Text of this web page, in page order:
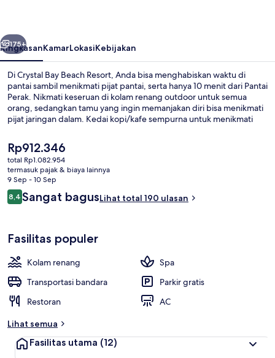
Berikutnya
175+
RingkasanKamarLokasiKebijakan
Di Crystal Bay Beach Resort, Anda bisa menghabiskan waktu di
pantai sambil menikmati pijat pantai, serta hanya 10 menit dari Pantai
Perak. Nikmati keseruan di kolam renang outdoor untuk semua
orang, sedangkan tamu yang ingin memanjakan diri bisa menikmati
pijat jaringan dalam. Kedai kopi/kafe sempurna untuk menikmati
bar/lounge. Fasilitas seperti bar tepi kolam renang, teras, dan taman
adalah keunggulan lainnya.
Harga
saat
ini
Rp912.346
Rp912.346
total Rp1.082.954
termasuk pajak & biaya lainnya
9 Sep - 10 Sep
Ulasan
8,48,4 dari 10
Sangat bagusLihat total 190 ulasan
Fasilitas populer
Kolam renang
Spa
Transportasi bandara
Parkir gratis
Restoran
AC
Lihat semua
Fasilitas utama (12)